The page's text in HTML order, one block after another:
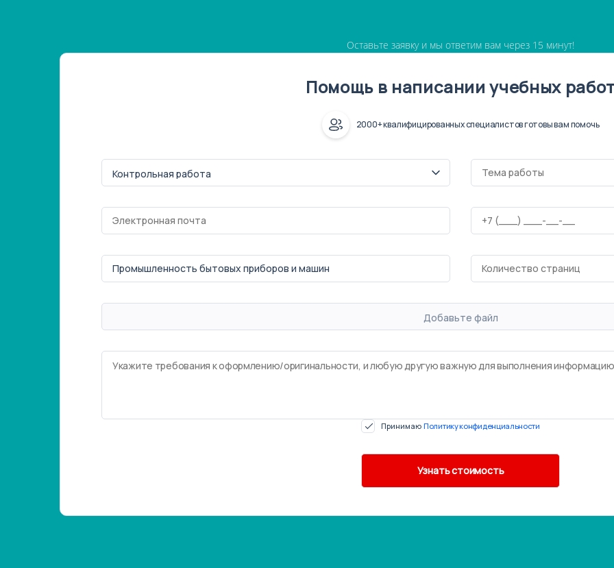
Оставьте заявку и мы ответим вам через 15 минут!
Помощь в написании учебных
2000+ квалифицированных специалистов готовы вам помочь
Добавьте файл
Принимаю Политику конфиденциальности